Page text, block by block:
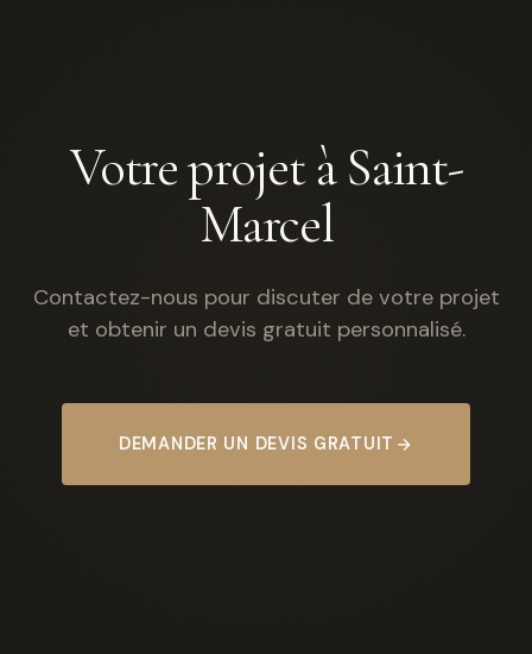
Votre projet à Saint-
Marcel
Contactez-nous pour discuter de votre projet
et obtenir un devis gratuit personnalisé.
DEMANDER UN DEVIS GRATUIT